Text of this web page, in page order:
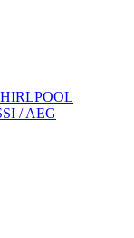
/ AEG